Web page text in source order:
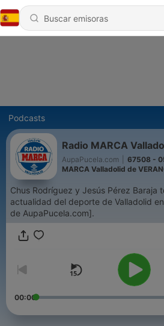
Podcasts
Radio MARCA
AupaPucela.com
67508 -
MARCA Valladolid de
Chus Rodríguez y Jesús Pérez Baraja
actualidad del deporte de Valladolid
de AupaPucela.com].
00:00